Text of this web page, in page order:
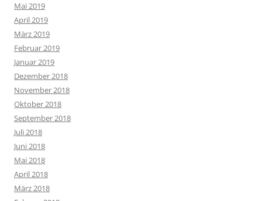
Mai 2019
April 2019
März 2019
Februar 2019
Januar 2019
Dezember 2018
November 2018
Oktober 2018
September 2018
Juli 2018
Juni 2018
Mai 2018
April 2018
März 2018